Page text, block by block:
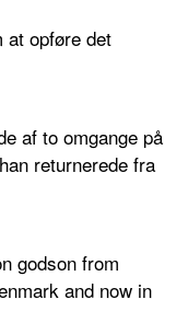
opføre det
af to omgange på
returnerede fra
godson from
and now in